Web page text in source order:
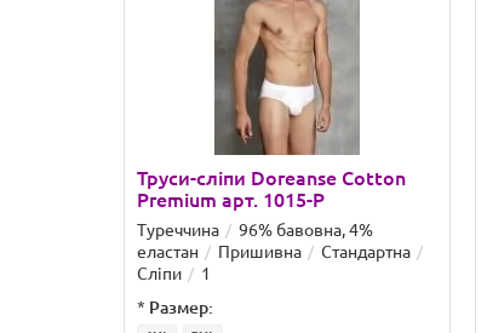
Труси-сліпи Doreanse Cotton
Premium арт. 1015-P
Туреччина
96% бавовна, 4%
еластан
Пришивна
Стандартна
Сліпи
1
* Размер: